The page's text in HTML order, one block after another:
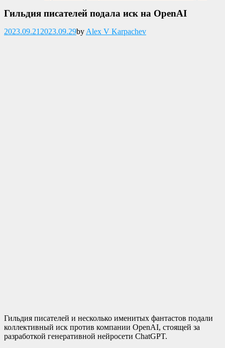
Гильдия писателей подала иск на OpenAI
Опубликовано
2023.09.21 2023.09.29by Alex V Karpachev
Гильдия писателей и несколько именитых фантастов подали
коллективный иск против компании OpenAI, стоящей за
разработкой генеративной нейросети ChatGPT.